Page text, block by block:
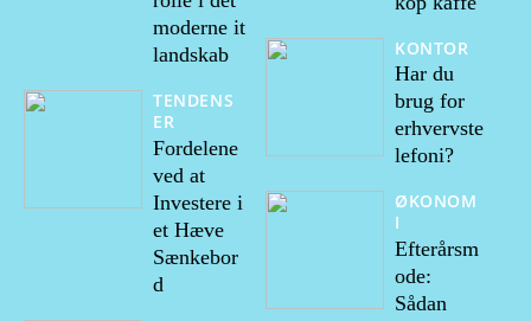
moderne it
landskab
TENDENS
ER
Fordelene
ved at
Investere i
et Hæve
Sænkebor
d
KONTOR
Har du
brug for
erhvervste
lefoni?
ØKONOM
I
Efterårsm
ode:
Sådan